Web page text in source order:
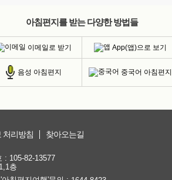
아침편지를 받는 다양한 방법들
이메일로 받기 App(앱)으로 보기
음성 아침편지 중국어 아침편지
처리방침 찾아오는길
: 105-82-13577
층